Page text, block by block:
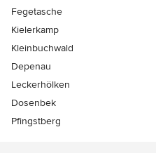
Fegetasche
Kielerkamp
Kleinbuchwald
Depenau
Leckerhölken
Dosenbek
Pfingstberg